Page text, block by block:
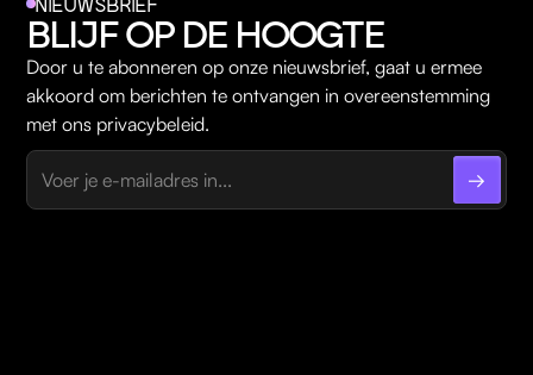
NIEUWSBRIEF
BLIJF OP DE HOOGTE
Door u te abonneren op onze nieuwsbrief, gaat u ermee
akkoord om berichten te ontvangen in overeenstemming
met ons privacybeleid.